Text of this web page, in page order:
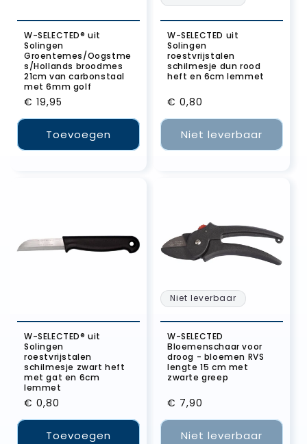
W-SELECTED® uit
Solingen
Groentemes/Oogstme
s/Hollands broodmes
21cm van carbonstaal
met 6mm golf
Normale
prijs
€ 19,95
Toevoegen
W-SELECTED uit
Solingen
roestvrijstalen
schilmesje dun rood
heft en 6cm lemmet
Normale
prijs
€ 0,80
Niet leverbaar
W-SELECTED® uit
Solingen
roestvrijstalen
schilmesje zwart heft
met gat en 6cm
lemmet
Normale
prijs
€ 0,80
Toevoegen
Niet leverbaar
W-SELECTED
Bloemenschaar voor
droog - bloemen RVS
lengte 15 cm met
zwarte greep
Normale
prijs
€ 7,90
Niet leverbaar